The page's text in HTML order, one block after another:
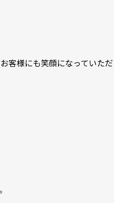
客様にも笑顔になっていただ